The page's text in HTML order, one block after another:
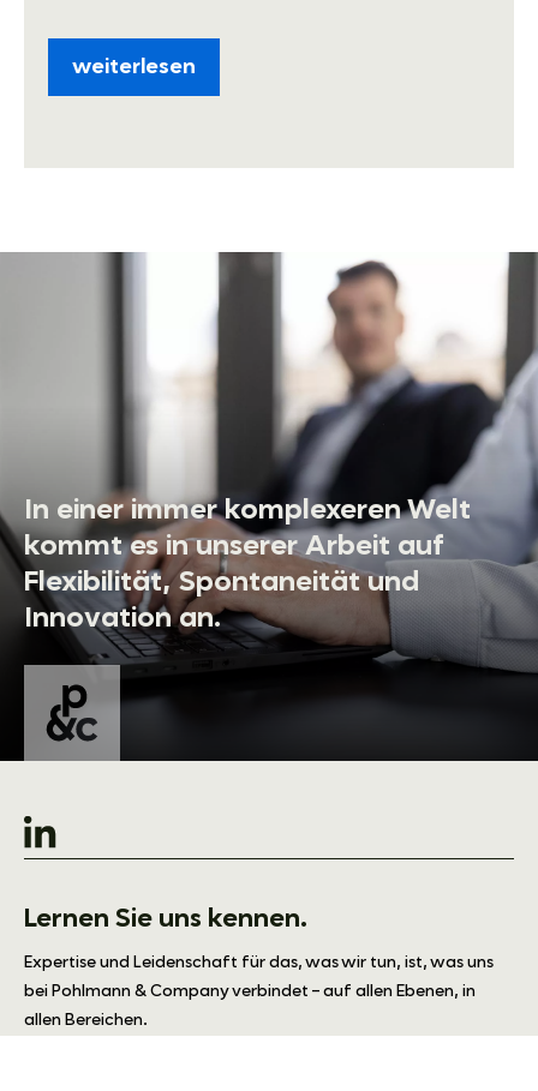
weiterlesen
In einer immer komplexeren Welt
kommt es in unserer Arbeit auf
Flexibilität, Spontaneität und
Innovation an.
Lernen Sie uns kennen.
Expertise und Leidenschaft für das, was wir tun, ist, was uns
bei Pohlmann & Company verbindet – auf allen Ebenen, in
allen Bereichen.